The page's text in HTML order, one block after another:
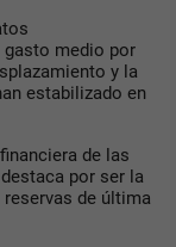
medio por
y la
estabilizado en
de las
por ser la
de última